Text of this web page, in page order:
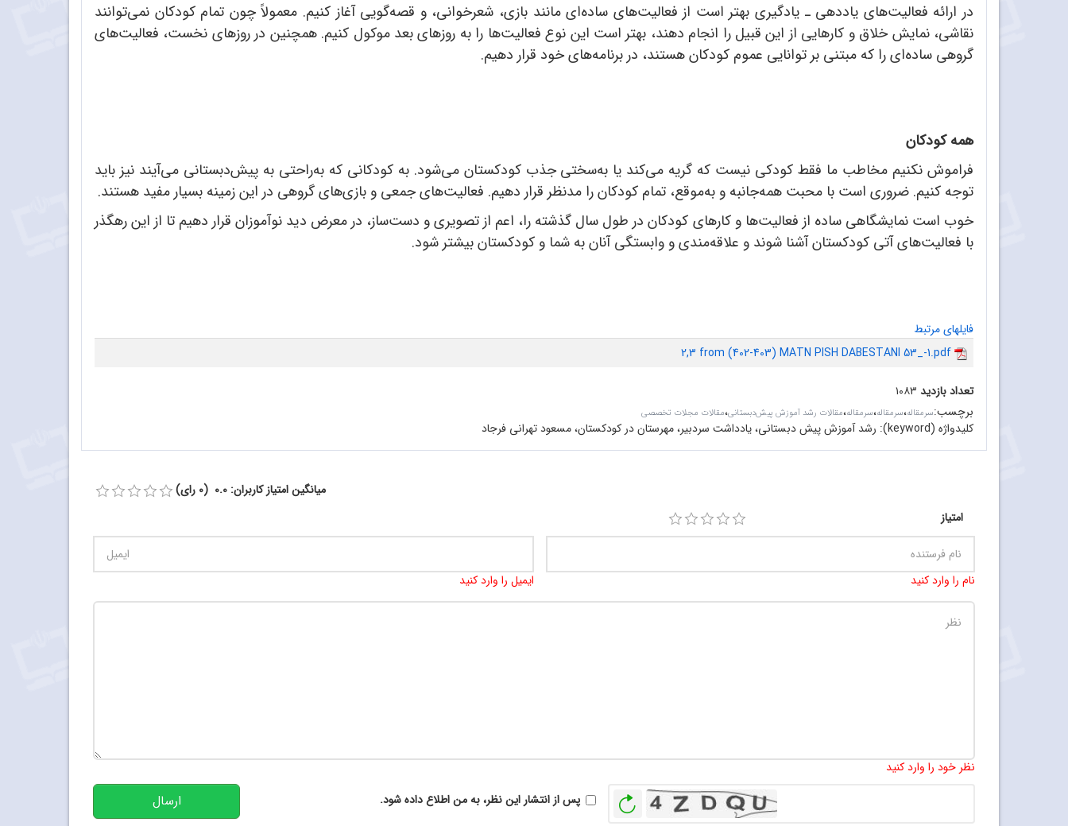
در ارائه فعالیت‌های یاددهی ـ یادگیری بهتر است از فعالیت‌های ساده‌ای مانند بازی، شعرخوانی، و قصه‌گویی آغاز کنیم. معمولاً چون تمام کودکان نمی‌توانند
نقاشی، نمایش خلاق و کارهایی از این قبیل را انجام دهند، بهتر است این نوع فعالیت‌ها را به روزهای بعد موکول کنیم. همچنین در روزهای نخست، فعالیت‌های
گروهی ساده‌ای را که مبتنی بر توانایی عموم کودکان هستند، در برنامه‌های خود قرار دهیم.
همه کودکان
فراموش نکنیم مخاطب ما فقط کودکی نیست که گریه می‌کند یا به‌سختی جذب کودکستان می‌شود. به کودکانی که به‌راحتی به پیش‌دبستانی می‌آیند نیز باید
توجه کنیم. ضروری است با محبت همه‌جانبه و به‌موقع، تمام کودکان را مدنظر قرار دهیم. فعالیت‌های جمعی و بازی‌های گروهی در این زمینه بسیار مفید هستند.
خوب است نمایشگاهی ساده از فعالیت‌ها و کارهای کودکان در طول سال گذشته را، اعم از تصویری و دست‌ساز، در معرض دید نوآموزان قرار دهیم تا از این رهگذر
با فعالیت‌های آتی کودکستان آشنا شوند و علاقه‌مندی و وابستگی آنان به شما و کودکستان بیشتر شود.
فایلهای مرتبط
2,3 from (402-403) MATN PISH DABESTANI 53_-1.pdf
تعداد بازدید ۱۰۸۳
برچسب:سرمقاله‌،سرمقاله،سرمقاله،مقالات رشد آموزش پیش‌دبستانی،مقالات مجلات تخصصی
کلیدواژه (keyword): رشد آموزش پیش دبستانی، یادداشت سردبیر، مهرستان در کودکستان، مسعود تهرانی فرجاد
میانگین امتیاز کاربران: 0.0 (0 رای)
امتیاز
نام را وارد کنید ایمیل را وارد کنید
نظر خود را وارد کنید
بازخوانیپس از انتشار این نظر، به من اطلاع داده شود. ارسال